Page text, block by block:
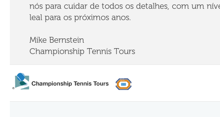
nós para cuidar de todos os detalhes, com um
leal para os próximos anos.
Mike Bernstein
Championship Tennis Tours